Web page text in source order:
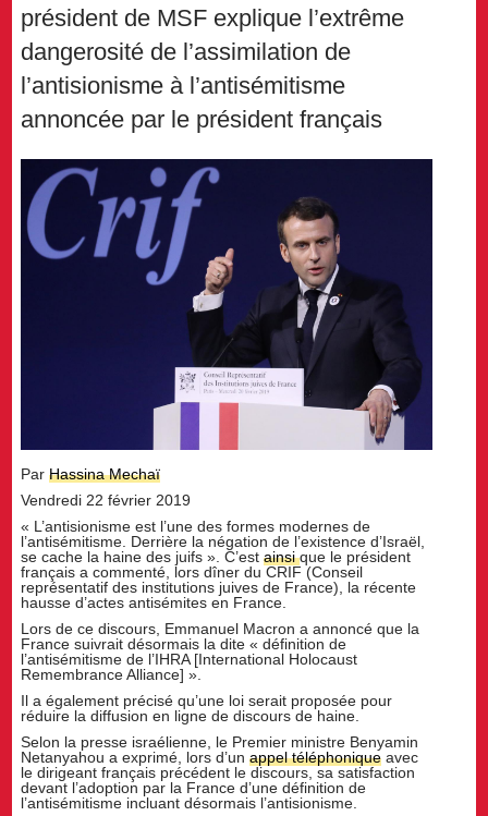
président de MSF explique l’extrême
dangerosité de l’assimilation de
l’antisionisme à l’antisémitisme
annoncée par le président français
ParHassina Mechaï
Vendredi 22 février 2019
« L’antisionisme est l’une des formes modernes de
l’antisémitisme. Derrière la négation de l’existence d’Israël,
se cache la haine des juifs ». C’estainsique le président
français a commenté, lors dîner du CRIF (Conseil
représentatif des institutions juives de France), la récente
hausse d’actes antisémites en France.
Lors de ce discours, Emmanuel Macron a annoncé que la
France suivrait désormais la dite « définition de
l’antisémitisme de l’IHRA [International Holocaust
Remembrance Alliance] ».
Il a également précisé qu’une loi serait proposée pour
réduire la diffusion en ligne de discours de haine.
Selon la presse israélienne, le Premier ministre Benyamin
Netanyahou a exprimé, lors d’unappel téléphonique avec
le dirigeant français précédent le discours, sa satisfaction
devant l’adoption par la France d’une définition de
l’antisémitisme incluant désormais l’antisionisme.